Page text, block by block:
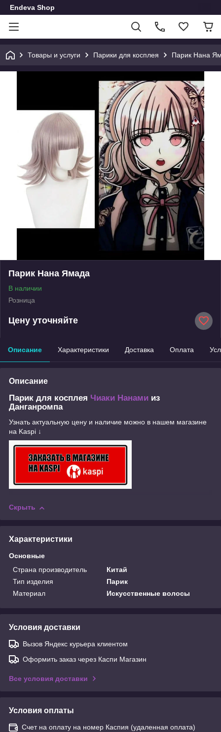
Endeva Shop
Товары и услуги Парики для косплея Парик Нана
Парик Нана Ямада
В наличии
Розница
Цену уточняйте
Описание Характеристики Доставка Оплата
Описание
Парик для косплея Чиаки Нанами из
Данганромпа
Узнать актуальную цену и наличие можно в нашем магазине
на Kaspi ↓
Скрыть
Характеристики
Основные
Страна производитель
Китай
Тип изделия
Парик
Материал
Искусственные волосы
Условия доставки
Вызов Яндекс курьера клиентом
Оформить заказ через Каспи Магазин
Все условия доставки
Условия оплаты
Счет на оплату на номер Каспия (удаленная оплата)